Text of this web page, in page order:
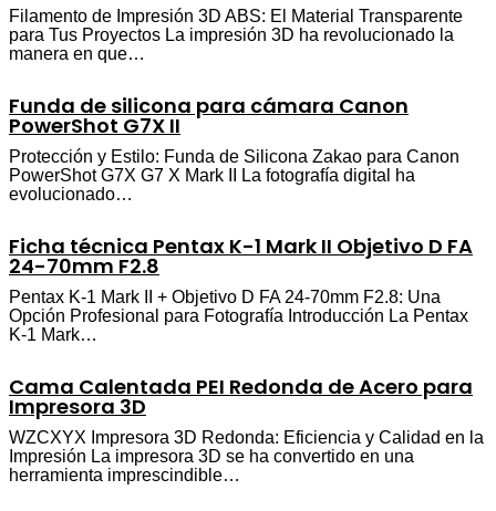
Filamento de Impresión 3D ABS: El Material Transparente
para Tus Proyectos La impresión 3D ha revolucionado la
manera en que…
Funda de silicona para cámara Canon
PowerShot G7X II
Protección y Estilo: Funda de Silicona Zakao para Canon
PowerShot G7X G7 X Mark II La fotografía digital ha
evolucionado…
Ficha técnica Pentax K-1 Mark II Objetivo D FA
24-70mm F2.8
Pentax K-1 Mark II + Objetivo D FA 24-70mm F2.8: Una
Opción Profesional para Fotografía Introducción La Pentax
K-1 Mark…
Cama Calentada PEI Redonda de Acero para
Impresora 3D
WZCXYX Impresora 3D Redonda: Eficiencia y Calidad en la
Impresión La impresora 3D se ha convertido en una
herramienta imprescindible…